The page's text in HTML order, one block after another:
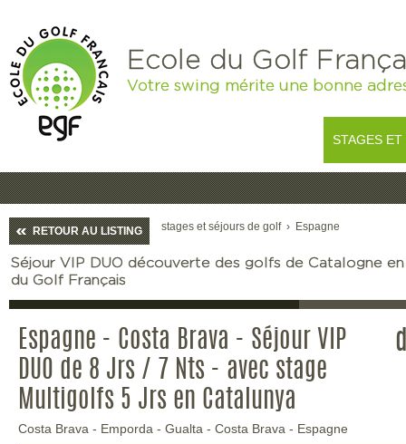
Ecole du Golf
Votre swing mérite une bonne
STAGES
RETOUR AU LISTING stages et séjours de golf › Espagne
Séjour VIP DUO découverte des golfs de Catalogne
du Golf Français
Espagne - Costa Brava - Séjour VIP
DUO de 8 Jrs / 7 Nts - avec stage
Multigolfs 5 Jrs en Catalunya
Costa Brava - Emporda - Gualta - Costa Brava - Espagne